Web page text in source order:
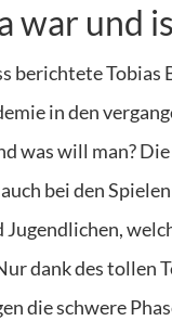
war und
berichtete
in den
was will man?
bei den
Jugendlichen,
dank des tollen
die schwere